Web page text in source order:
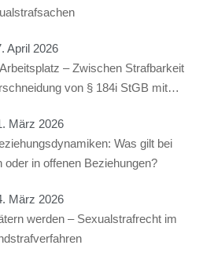
April 2026
– Zwischen Strafbarkeit
von § 184i StGB mit
März 2026
Was gilt bei
oder in offenen Beziehungen?
März 2026
werden – Sexualstrafrecht im